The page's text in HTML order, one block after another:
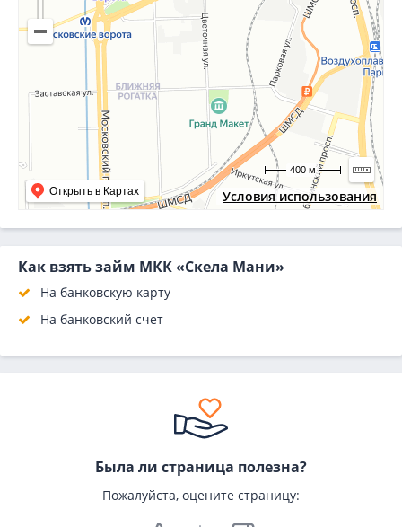
Условия использования
Открыть в Картах
400 м
Как взять займ МКК «Скела Мани»
На банковскую карту
На банковский счет
Была ли страница полезна?
Пожалуйста, оцените страницу: